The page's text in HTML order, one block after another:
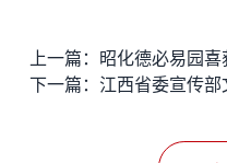
上一篇：
下一篇：